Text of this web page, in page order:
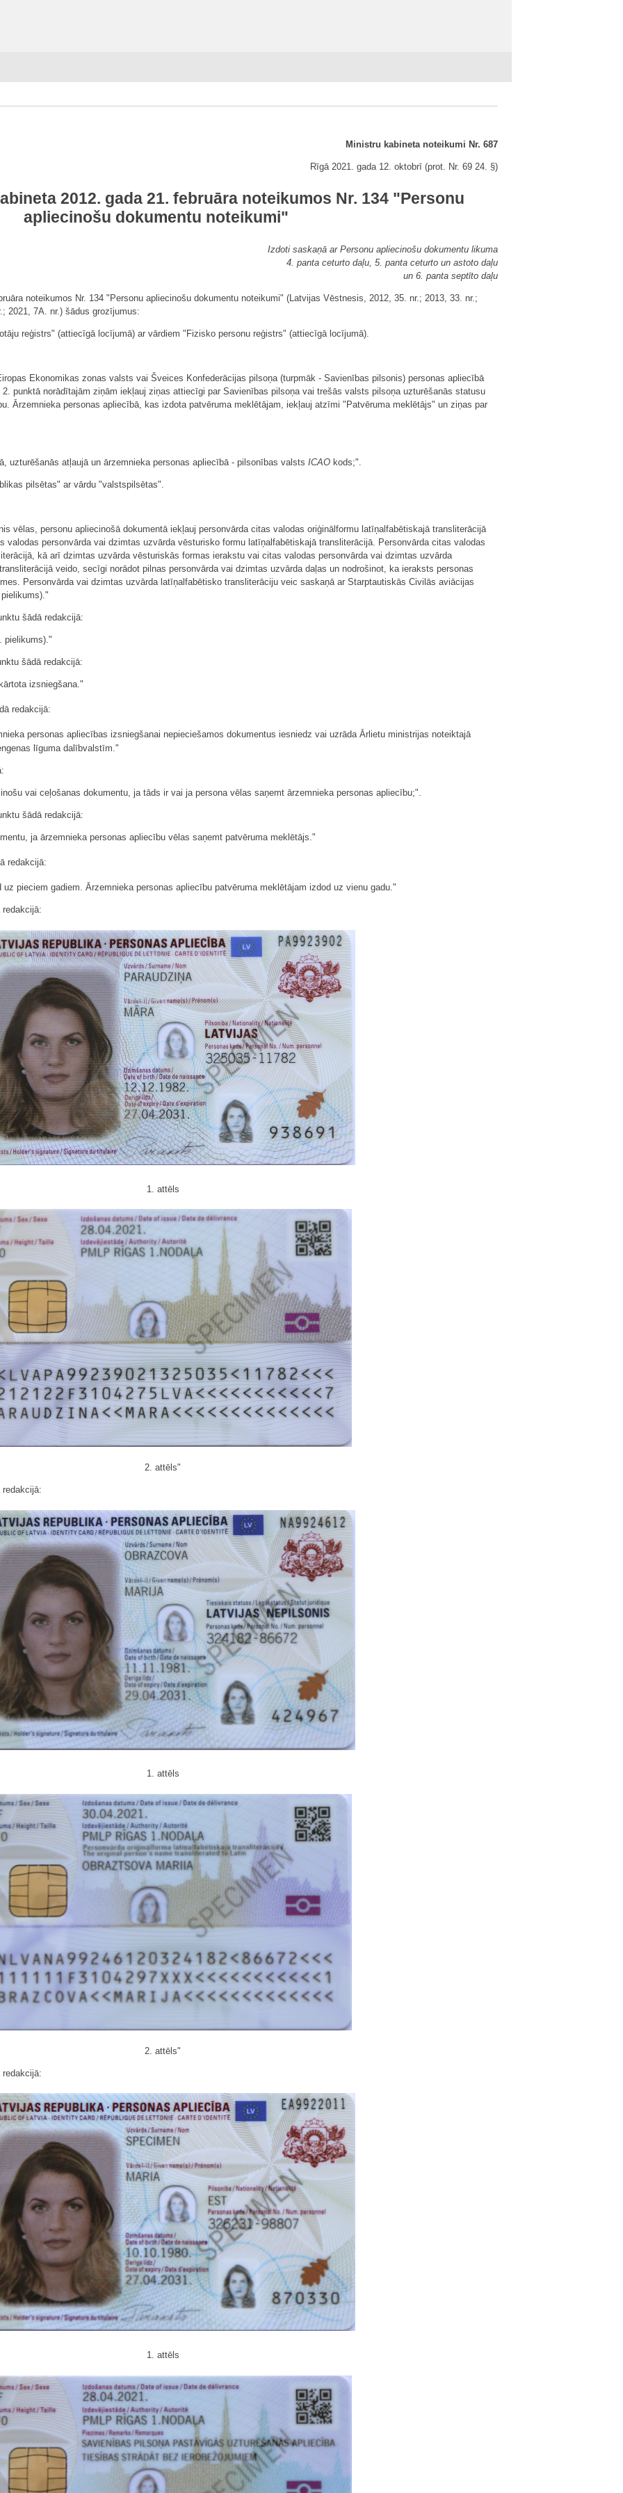
Ministru kabineta noteikumi Nr. 687
Rīgā 2021. gada 12. oktobrī (prot. Nr. 69 24. §)
2012. gada 21. februāra noteikumos Nr. 134 "Personu
apliecinošu dokumentu noteikumi"
Izdoti saskaņā ar Personu apliecinošu dokumentu likuma
4. panta ceturto daļu, 5. panta ceturto un astoto daļu
un 6. panta septīto daļu
noteikumos Nr. 134 "Personu apliecinošu dokumentu noteikumi" (Latvijas Vēstnesis, 2012, 35. nr.; 2013, 33. nr.;
2021, 7A. nr.) šādus grozījumus:
reģistrs" (attiecīgā locījumā) ar vārdiem "Fizisko personu reģistrs" (attiecīgā locījumā).
Ekonomikas zonas valsts vai Šveices Konfederācijas pilsoņa (turpmāk - Savienības pilsonis) personas apliecībā
punktā norādītajām ziņām iekļauj ziņas attiecīgi par Savienības pilsoņa vai trešās valsts pilsoņa uzturēšanās statusu
Ārzemnieka personas apliecībā, kas izdota patvēruma meklētājam, iekļauj atzīmi "Patvēruma meklētājs" un ziņas par
uzturēšanās atļaujā un ārzemnieka personas apliecībā - pilsonības valsts ICAO kods;".
pilsētas" ar vārdu "valstspilsētas".
vēlas, personu apliecinošā dokumentā iekļauj personvārda citas valodas oriģinālformu latīņalfabētiskajā transliterācijā
personvārda vai dzimtas uzvārda vēsturisko formu latīņalfabētiskajā transliterācijā. Personvārda citas valodas
kā arī dzimtas uzvārda vēsturiskās formas ierakstu vai citas valodas personvārda vai dzimtas uzvārda
veido, secīgi norādot pilnas personvārda vai dzimtas uzvārda daļas un nodrošinot, ka ieraksts personas
Personvārda vai dzimtas uzvārda latīņalfabētisko transliterāciju veic saskaņā ar Starptautiskās Civilās aviācijas
šādā redakcijā:
pielikums)."
šādā redakcijā:
izsniegšana."
redakcijā:
personas apliecības izsniegšanai nepieciešamos dokumentus iesniedz vai uzrāda Ārlietu ministrijas noteiktajā
līguma dalībvalstīm."
vai ceļošanas dokumentu, ja tāds ir vai ja persona vēlas saņemt ārzemnieka personas apliecību;".
šādā redakcijā:
ja ārzemnieka personas apliecību vēlas saņemt patvēruma meklētājs."
redakcijā:
pieciem gadiem. Ārzemnieka personas apliecību patvēruma meklētājam izdod uz vienu gadu."
1. attēls
2. attēls"
1. attēls
2. attēls"
1. attēls